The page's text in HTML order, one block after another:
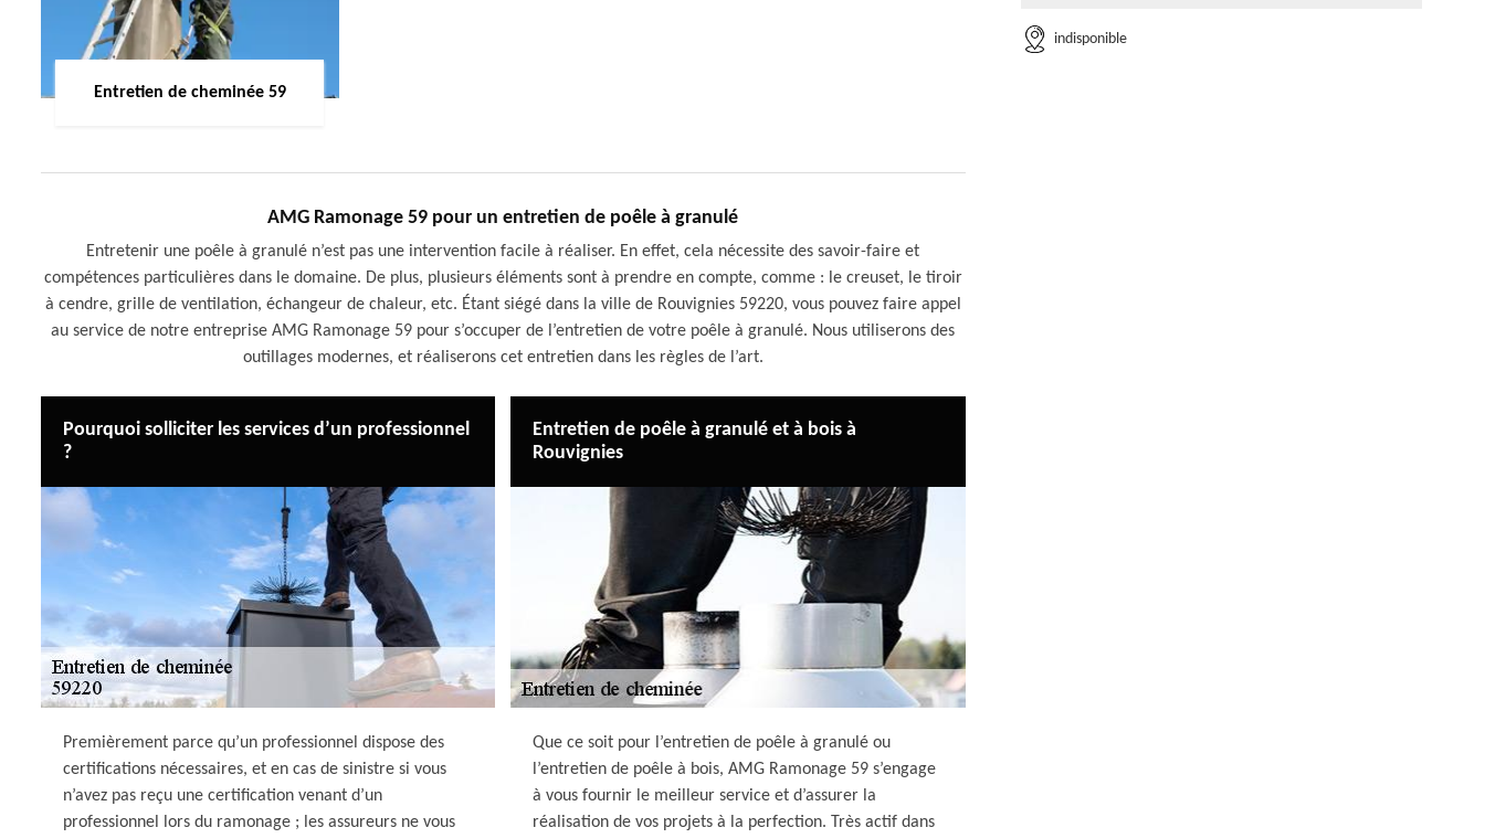
Entretien de cheminée 59
AMG Ramonage 59 pour un entretien de poêle à granulé
Entretenir une poêle à granulé n’est pas une intervention facile à réaliser. En effet, cela nécessite des savoir-faire et
compétences particulières dans le domaine. De plus, plusieurs éléments sont à prendre en compte, comme : le creuset, le tiroir
à cendre, grille de ventilation, échangeur de chaleur, etc. Étant siégé dans la ville de Rouvignies 59220, vous pouvez faire appel
au service de notre entreprise AMG Ramonage 59 pour s’occuper de l’entretien de votre poêle à granulé. Nous utiliserons des
outillages modernes, et réaliserons cet entretien dans les règles de l’art.
Pourquoi solliciter les services d’un professionnel
?
Premièrement parce qu’un professionnel dispose des
certifications nécessaires, et en cas de sinistre si vous
n’avez pas reçu une certification venant d’un
professionnel lors du ramonage ; les assureurs ne vous
Entretien de poêle à granulé et à bois à
Rouvignies
Que ce soit pour l’entretien de poêle à granulé ou
l’entretien de poêle à bois, AMG Ramonage 59 s’engage
à vous fournir le meilleur service et d’assurer la
réalisation de vos projets à la perfection. Très actif dans
indisponible